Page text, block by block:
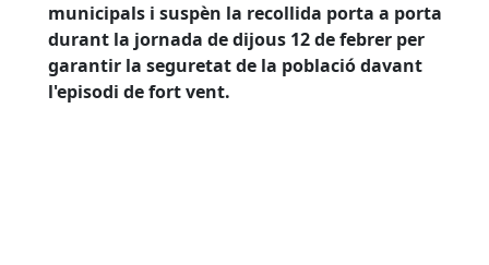
municipals i suspèn la recollida porta a porta
durant la jornada de dijous 12 de febrer per
garantir la seguretat de la població davant
l'episodi de fort vent.